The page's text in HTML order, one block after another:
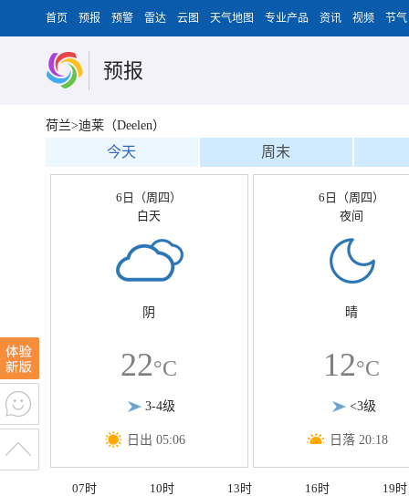
首页 预报 预警 雷达 云图 天气地图 专业产品 资讯 视频 节气
预报
荷兰>迪莱（Deelen）
今天 周末
6日（周四）
白天
阴
22°C
3-4级
日出 05:06
6日（周四）
夜间
晴
12°C
<3级
日落 20:18
07时 10时 13时 16时 19时